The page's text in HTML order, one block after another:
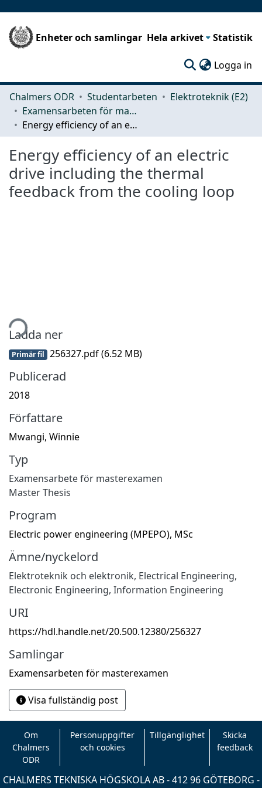
Enheter och samlingar Hela arkivet Statistik
Logga in
Chalmers ODR Studentarbeten
Elektroteknik (E2)
Examensarbeten för masterexamen
Energy efficiency of an electric drive including the thermal feedback from the cooling loop
Energy efficiency of an electric
drive including the thermal
feedback from the cooling loop
Ladda ner
Primär fil 256327.pdf(6.52 MB)
Publicerad
2018
Författare
Mwangi, Winnie
Typ
Examensarbete för masterexamen
Master Thesis
Program
Electric power engineering (MPEPO), MSc
Ämne/nyckelord
Elektroteknik och elektronik, Electrical Engineering,
Electronic Engineering, Information Engineering
URI
https://hdl.handle.net/20.500.12380/256327
Samlingar
Examensarbeten för masterexamen
Visa fullständig post
Om
Chalmers
ODR
Personuppgifter
och cookies
Tillgänglighet
Skicka
feedback
CHALMERS TEKNISKA HÖGSKOLA AB - 412 96 GÖTEBORG -